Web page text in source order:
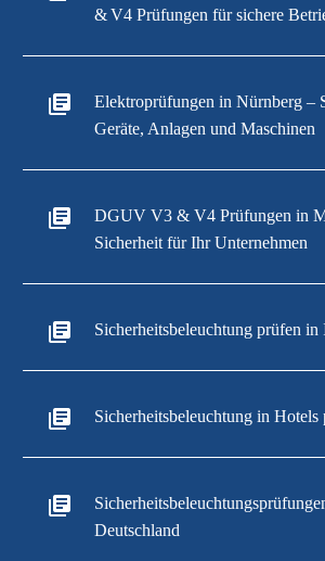
& V4 Prüfungen für sichere
Elektroprüfungen in Nürnberg –
Geräte, Anlagen und Maschinen
DGUV V3 & V4 Prüfungen in
Sicherheit für Ihr Unternehmen
Sicherheitsbeleuchtung prüfen in
Sicherheitsbeleuchtung in Hotels
Deutschland